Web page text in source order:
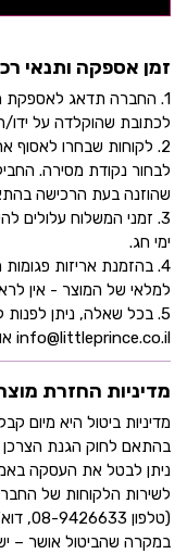
זמן אספקה ותנאי
לכתובת שהוקלדה על
2. לקוחות שבחרו לאסוף
לבחור נקודת מסירה.
שהוזנה בעת הרכישה
3. זמני המשלוח עלולים
ימי חג.
4. בהזמנת אריזות פגומות
למלאי של המוצר - אין
5. בכל שאלה, ניתן
info@littleprince.co.il או בצור קשר באתר.
מדיניות החזרת
בהתאם לחוק הגנת הצרכן
ניתן לבטל את העסקה
לשירות הלקוחות של
(טלפון 08-9426633, דוא”ל info@littleprince.co.il.)
במקרה שהביטול אושר –